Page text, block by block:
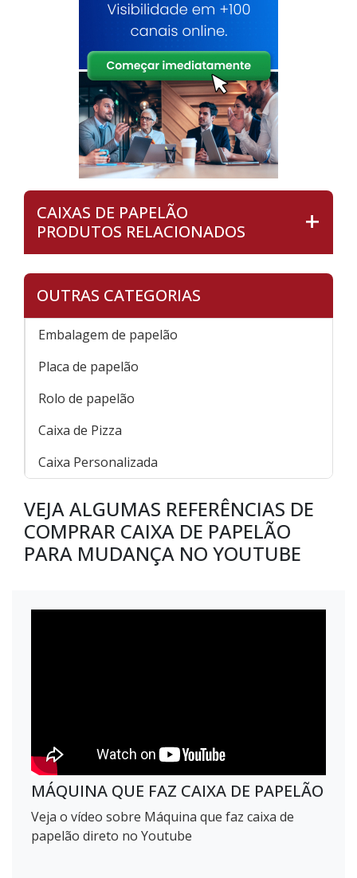
CAIXAS DE PAPELÃO
PRODUTOS RELACIONADOS
OUTRAS CATEGORIAS
Embalagem de papelão
Placa de papelão
Rolo de papelão
Caixa de Pizza
Caixa Personalizada
VEJA ALGUMAS REFERÊNCIAS DE
COMPRAR CAIXA DE PAPELÃO
PARA MUDANÇA NO YOUTUBE
MÁQUINA QUE FAZ CAIXA DE PAPELÃO
Veja o vídeo sobre Máquina que faz caixa de
papelão direto no Youtube